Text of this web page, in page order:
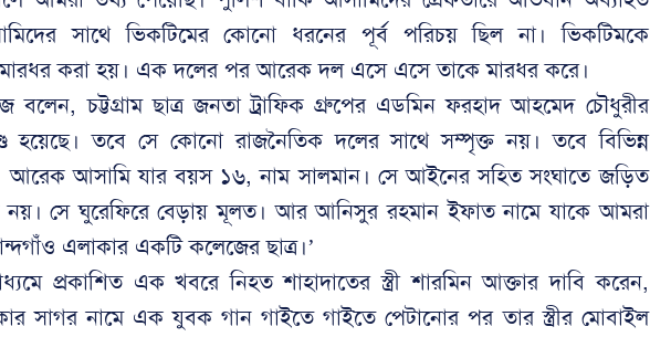
সাথে ভিকটিমের কোনো ধরনের পূর্ব পরিচয় ছিল না। ভিকটিমকে
মারধর করা হয়। এক দলের পর আরেক দল এসে এসে তাকে মারধর করে।
চট্টগ্রাম ছাত্র জনতা ট্রাফিক গ্রুপের এডমিন ফরহাদ আহমেদ চৌধুরীর
হয়েছে। তবে সে কোনো রাজনৈতিক দলের সাথে সম্পৃক্ত নয়। তবে বিভিন্ন
আরেক আসামি যার বয়স ১৬, নাম সালমান। সে আইনের সহিত সংঘাতে জড়িত
নয়। সে ঘুরেফিরে বেড়ায় মূলত। আর আনিসুর রহমান ইফাত নামে যাকে আমরা
এলাকার একটি কলেজের ছাত্র।’
প্রকাশিত এক খবরে নিহত শাহাদাতের স্ত্রী শারমিন আক্তার দাবি করেন,
সাগর নামে এক যুবক গান গাইতে গাইতে পেটানোর পর তার স্ত্রীর মোবাইল